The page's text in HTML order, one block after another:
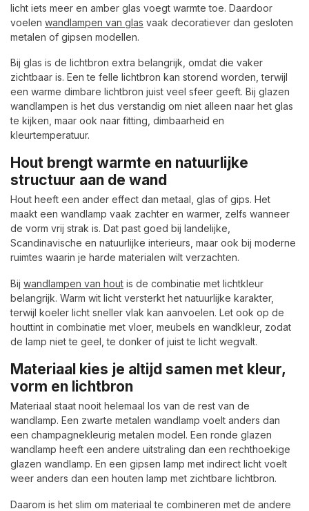
licht iets meer en amber glas voegt warmte toe. Daardoor
voelen wandlampen van glas vaak decoratiever dan gesloten
metalen of gipsen modellen.
Bij glas is de lichtbron extra belangrijk, omdat die vaker
zichtbaar is. Een te felle lichtbron kan storend worden, terwijl
een warme dimbare lichtbron juist veel sfeer geeft. Bij glazen
wandlampen is het dus verstandig om niet alleen naar het glas
te kijken, maar ook naar fitting, dimbaarheid en
kleurtemperatuur.
Hout brengt warmte en natuurlijke
structuur aan de wand
Hout heeft een ander effect dan metaal, glas of gips. Het
maakt een wandlamp vaak zachter en warmer, zelfs wanneer
de vorm vrij strak is. Dat past goed bij landelijke,
Scandinavische en natuurlijke interieurs, maar ook bij moderne
ruimtes waarin je harde materialen wilt verzachten.
Bij wandlampen van hout is de combinatie met lichtkleur
belangrijk. Warm wit licht versterkt het natuurlijke karakter,
terwijl koeler licht sneller vlak kan aanvoelen. Let ook op de
houttint in combinatie met vloer, meubels en wandkleur, zodat
de lamp niet te geel, te donker of juist te licht wegvalt.
Materiaal kies je altijd samen met kleur,
vorm en lichtbron
Materiaal staat nooit helemaal los van de rest van de
wandlamp. Een zwarte metalen wandlamp voelt anders dan
een champagnekleurig metalen model. Een ronde glazen
wandlamp heeft een andere uitstraling dan een rechthoekige
glazen wandlamp. En een gipsen lamp met indirect licht voelt
weer anders dan een houten lamp met zichtbare lichtbron.
Daarom is het slim om materiaal te combineren met de andere